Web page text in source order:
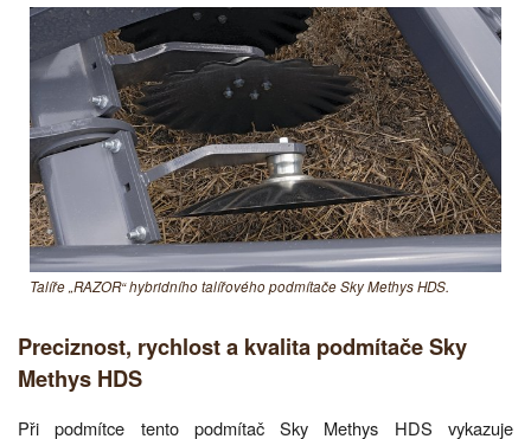
Talíře „RAZOR“ hybridního talířového podmítače Sky Methys HDS.
Preciznost, rychlost a kvalita podmítače Sky
Methys HDS
Při podmítce tento podmítač Sky Methys HDS vykazuje